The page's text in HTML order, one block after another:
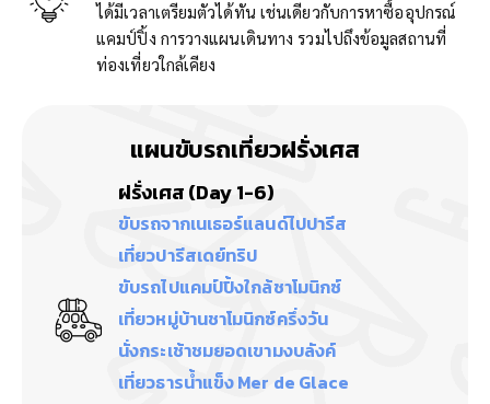
ได้มีเวลาเตรียมตัวได้ทัน เช่นเดียวกับการหาซื้ออุปกรณ์
แคมป์ปิ้ง การวางแผนเดินทาง รวมไปถึงข้อมูลสถานที่
ท่องเที่ยวใกล้เคียง
แผนขับรถเที่ยวฝรั่งเศส
ฝรั่งเศส (Day 1-6)
ขับรถจากเนเธอร์แลนด์ไปปารีส
เที่ยวปารีสเดย์ทริป
ขับรถไปแคมป์ปิ้งใกล้ชาโมนิกซ์
เที่ยวหมู่บ้านชาโมนิกซ์ครึ่งวัน
นั่งกระเช้าชมยอดเขามงบลังค์
เที่ยวธารน้ำแข็ง Mer de Glace